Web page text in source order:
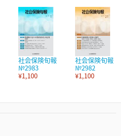
社会保険旬報
№2983
¥1,100
社会保険旬報
№2982
¥1,100